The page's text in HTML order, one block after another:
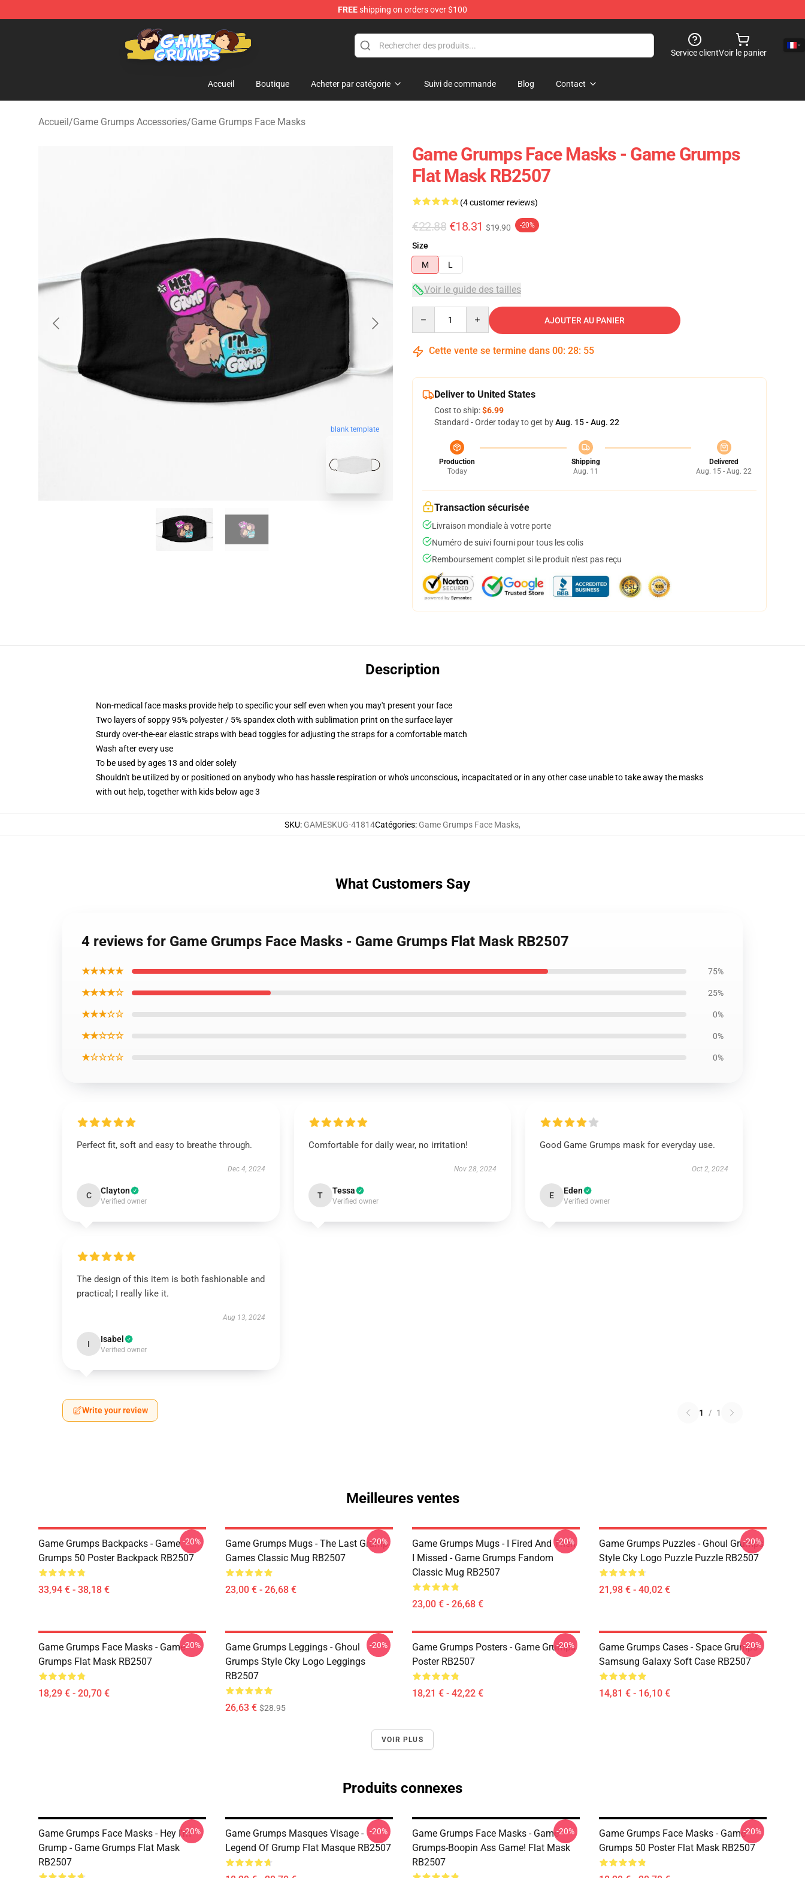
FREEshipping on orders over $100
Game Grumps Shop - Official Game Grumps Merchandise Store
Service clientVoir le panier
Accueil Boutique Acheter par catégorie Suivi de commande Blog Contact
Accueil/Game Grumps Accessories/Game Grumps Face Masks
blank template
Game Grumps Face Masks - Game Grumps
Flat Mask RB2507
(4 customer reviews)
€22.88 €18.31 $19.90 -20%
Size
M
L
Voir le guide des tailles
AJOUTER AU PANIER
Cette vente se termine dans 00: 28: 54
Deliver to United States
Cost to ship:$6.99
Standard - Order today to get byAug. 15 - Aug. 22
Production
Today
Shipping
Aug. 11
Delivered
Aug. 15 - Aug. 22
Transaction sécurisée
Livraison mondiale à votre porte
Numéro de suivi fourni pour tous les colis
Remboursement complet si le produit n'est pas reçu
Description
Non-medical face masks provide help to specific your self even when you may't present your face
Two layers of soppy 95% polyester / 5% spandex cloth with sublimation print on the surface layer
Sturdy over-the-ear elastic straps with bead toggles for adjusting the straps for a comfortable match
Wash after every use
To be used by ages 13 and older solely
Shouldn't be utilized by or positioned on anybody who has hassle respiration or who's unconscious, incapacitated or in any other case unable to take away the masks
with out help, together with kids below age 3
SKU: GAMESKUG-41814Catégories: Game Grumps Face Masks,
What Customers Say
4 reviews for Game Grumps Face Masks - Game Grumps Flat Mask RB2507
★★★★★ 75%
★★★★☆ 25%
★★★☆☆ 0%
★★☆☆☆ 0%
★☆☆☆☆ 0%
Perfect fit, soft and easy to breathe through.
Dec 4, 2024
C Clayton
Verified owner
Comfortable for daily wear, no irritation!
Nov 28, 2024
T Tessa
Verified owner
Good Game Grumps mask for everyday use.
Oct 2, 2024
E Eden
Verified owner
The design of this item is both fashionable and
practical; I really like it.
Aug 13, 2024
I Isabel
Verified owner
Write your review 1 / 1
Meilleures ventes
Game Grumps Backpacks - Game
Grumps 50 Poster Backpack RB2507
33,94 € - 38,18 €
-20%
Game Grumps Mugs - The Last Grump
Games Classic Mug RB2507
23,00 € - 26,68 €
-20%
Game Grumps Mugs - I Fired And Then
I Missed - Game Grumps Fandom
Classic Mug RB2507
23,00 € - 26,68 €
-20%
Game Grumps Puzzles - Ghoul Grumps
Style Cky Logo Puzzle Puzzle RB2507
21,98 € - 40,02 €
-20%
Game Grumps Face Masks - Game
Grumps Flat Mask RB2507
18,29 € - 20,70 €
-20%
Game Grumps Leggings - Ghoul
Grumps Style Cky Logo Leggings
RB2507
26,63 € $28.95
-20%
Game Grumps Posters - Game Grumps
Poster RB2507
18,21 € - 42,22 €
-20%
Game Grumps Cases - Space Grumps
Samsung Galaxy Soft Case RB2507
14,81 € - 16,10 €
-20%
VOIR PLUS
Produits connexes
Game Grumps Face Masks - Hey I'm
Grump - Game Grumps Flat Mask
RB2507
-20%
Game Grumps Masques Visage -
Legend Of Grump Flat Masque RB2507
-20%
Game Grumps Face Masks - Game
Grumps-Boopin Ass Game! Flat Mask
RB2507
-20%
Game Grumps Face Masks - Game
Grumps 50 Poster Flat Mask RB2507
-20%